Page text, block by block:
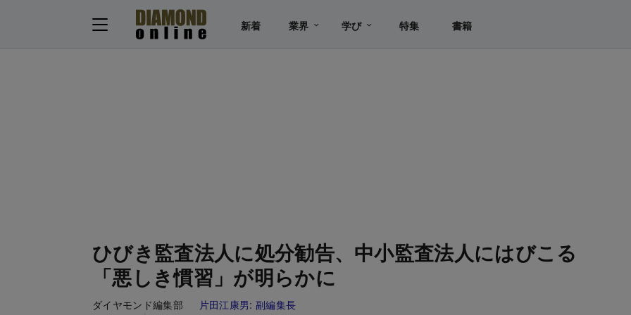
新着 業界 学び 特集 書籍
ひびき監査法人に処分勧告、中小監査法人にはびこる
「悪しき慣習」が明らかに
ダイヤモンド編集部 片田江康男:副編集長